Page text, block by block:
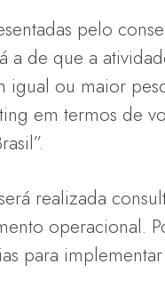
pelo
a de que a
igual ou maior
em termos de
realizada
operacional.
para